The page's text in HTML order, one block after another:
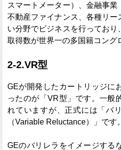
スマートメーター）、金融事業
不動産ファイナンス、各種リ
い分野でビジネスを行ってお
取得数が世界一の多国籍コング
2-2.VR型
GEが開発したカートリッジに
ったのが「VR型」です。一般
れていますが、正式には「バ
（Variable Reluctance）」です。
GEのバリレラをイメージする